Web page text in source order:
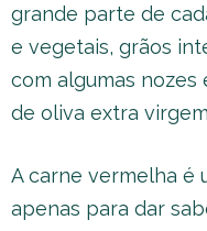
grande parte de
e vegetais, grãos
com algumas
de oliva extra
A carne vermelha é
apenas para dar